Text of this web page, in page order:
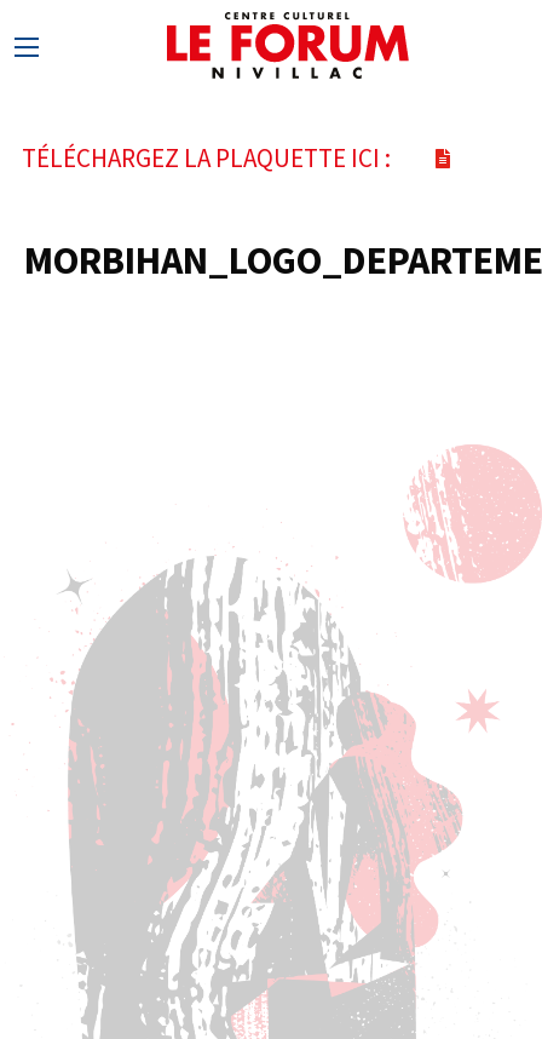
TÉLÉCHARGEZ LA PLAQUETTE ICI :